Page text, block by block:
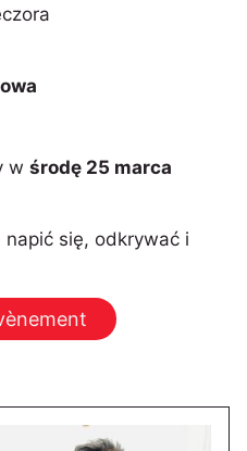
wśrodę 25 marca
się, odkrywać i